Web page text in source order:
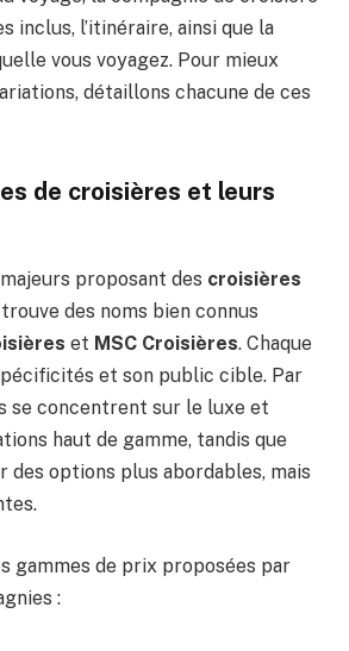
inclus, l’itinéraire, ainsi que la
vous voyagez. Pour mieux
détaillons chacune de ces
de croisières et leurs
proposant des croisières
trouve des noms bien connus
et MSC Croisières. Chaque
et son public cible. Par
se concentrent sur le luxe et
haut de gamme, tandis que
des options plus abordables, mais
gammes de prix proposées par
: